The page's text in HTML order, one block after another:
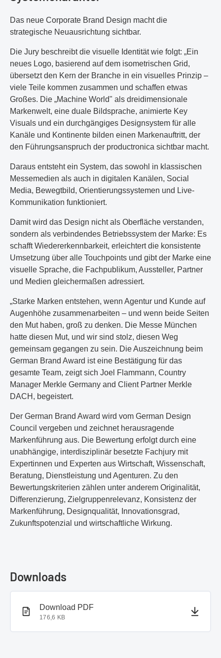
Das neue Corporate Brand Design macht die
strategische Neuausrichtung sichtbar.
Die Jury beschreibt die visuelle Identität wie folgt: „Ein
neues Logo, basierend auf dem isometrischen Grid,
übersetzt den Kern der Branche in ein visuelles Prinzip –
viele Teile kommen zusammen und schaffen etwas
Großes. Die „Machine World" als dreidimensionale
Markenwelt, eine duale Bildsprache, animierte Key
Visuals und ein durchgängiges Designsystem für alle
Kanäle und Kontinente bilden einen Markenauftritt, der
den Führungsanspruch der productronica sichtbar macht.
Daraus entsteht ein System, das sowohl in klassischen
Messemedien als auch in digitalen Kanälen, Social
Media, Bewegtbild, Orientierungssystemen und Live-
Kommunikation funktioniert.
Damit wird das Design nicht als Oberfläche verstanden,
sondern als verbindendes Betriebssystem der Marke: Es
schafft Wiedererkennbarkeit, erleichtert die konsistente
Umsetzung über alle Touchpoints und gibt der Marke eine
visuelle Sprache, die Fachpublikum, Aussteller, Partner
und Medien gleichermaßen adressiert.
„Starke Marken entstehen, wenn Agentur und Kunde auf
Augenhöhe zusammenarbeiten – und wenn beide Seiten
den Mut haben, groß zu denken. Die Messe München
hatte diesen Mut, und wir sind stolz, diesen Weg
gemeinsam gegangen zu sein. Die Auszeichnung beim
German Brand Award ist eine Bestätigung für das
gesamte Team, zeigt sich Joel Flammann, Country
Manager Merkle Germany and Client Partner Merkle
DACH, begeistert.
Der German Brand Award wird vom German Design
Council vergeben und zeichnet herausragende
Markenführung aus. Die Bewertung erfolgt durch eine
unabhängige, interdisziplinär besetzte Fachjury mit
Expertinnen und Experten aus Wirtschaft, Wissenschaft,
Beratung, Dienstleistung und Agenturen. Zu den
Bewertungskriterien zählen unter anderem Originalität,
Differenzierung, Zielgruppenrelevanz, Konsistenz der
Markenführung, Designqualität, Innovationsgrad,
Zukunftspotenzial und wirtschaftliche Wirkung.
Downloads
PDF-Dokument
Download PDF
176,6 KB